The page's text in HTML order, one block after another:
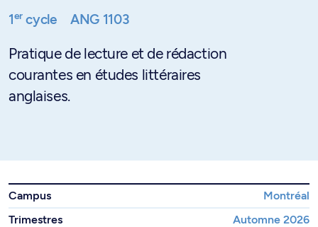
1ercycle ANG 1103
Pratique de lecture et de rédaction
courantes en études littéraires
anglaises.
Campus
Montréal
Trimestres
Automne 2026